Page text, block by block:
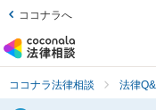
ココナラへ
ココナラ法律相談 法律